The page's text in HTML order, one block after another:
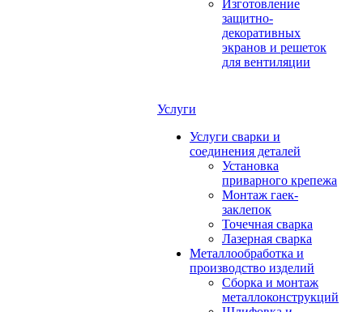
Изготовление
защитно-
декоративных
экранов и решеток
для вентиляции
Услуги
Услуги сварки и
соединения деталей
Установка
приварного крепежа
Монтаж гаек-
заклепок
Точечная сварка
Лазерная сварка
Металлообработка и
производство изделий
Сборка и монтаж
металлоконструкций